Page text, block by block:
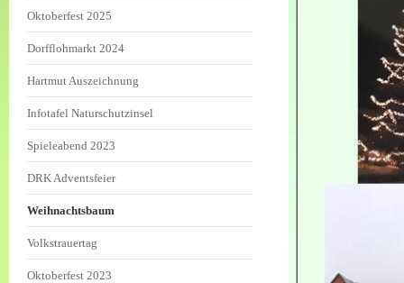
Oktoberfest 2025
Dorfflohmarkt 2024
Hartmut Auszeichnung
Infotafel Naturschutzinsel
Spieleabend 2023
DRK Adventsfeier
Weihnachtsbaum
Volkstrauertag
Oktoberfest 2023